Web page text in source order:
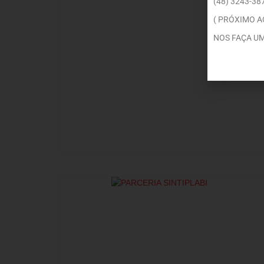
( PRÓXIMO
NOS FAÇA